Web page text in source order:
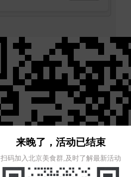
来晚了，活动已结束
扫码加入北京美食群,及时了解最新活动